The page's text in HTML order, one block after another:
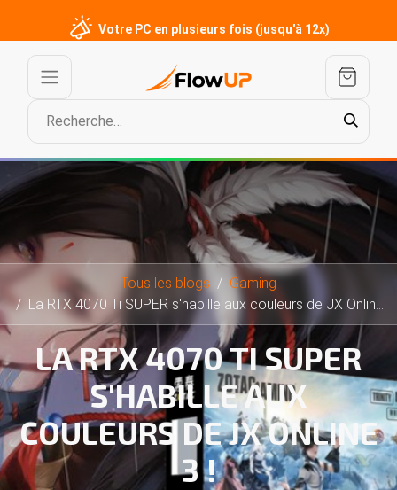
Votre PC en plusieurs fois (jusqu'à 12x)
Tous les blogs
Gaming
La RTX 4070 Ti SUPER s'habille aux couleurs de JX Online 3 !
LA RTX 4070 TI SUPER
S'HABILLE AUX
COULEURS DE JX ONLINE
3 !